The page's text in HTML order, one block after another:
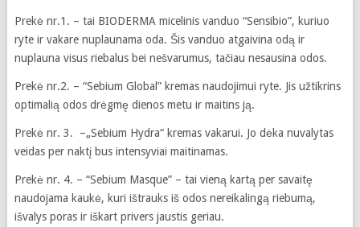
Prekė nr.1. – tai BIODERMA micelinis vanduo “Sensibio”, kuriuo
ryte ir vakare nuplaunama oda. Šis vanduo atgaivina odą ir
nuplauna visus riebalus bei nešvarumus, tačiau nesausina odos.
Prekė nr.2. – “Sebium Global” kremas naudojimui ryte. Jis užtikrins
optimalią odos drėgmę dienos metu ir maitins ją.
Prekė nr. 3. –„Sebium Hydra“ kremas vakarui. Jo dėka nuvalytas
veidas per naktį bus intensyviai maitinamas.
Prekė nr. 4. – “Sebium Masque” – tai vieną kartą per savaitę
naudojama kaukė, kuri ištrauks iš odos nereikalingą riebumą,
išvalys poras ir iškart privers jaustis geriau.